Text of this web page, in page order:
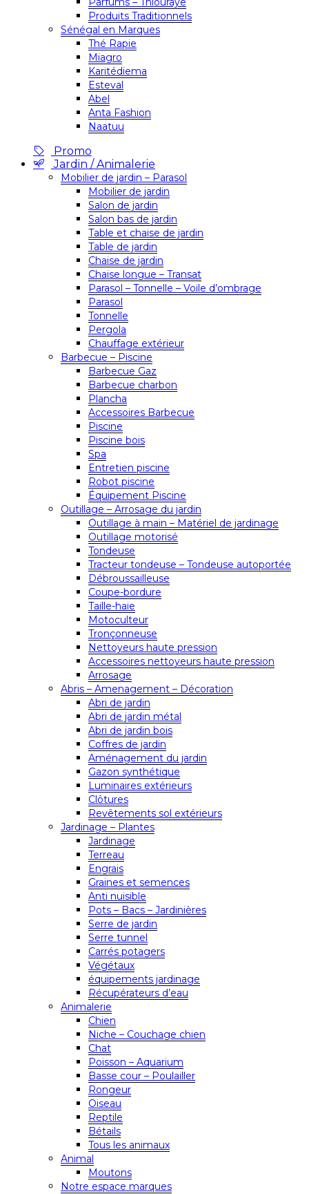
Produits Traditionnels
Sénégal en Marques
Thé Rapie
Miagro
Karitédiema
Esteval
Abel
Anta Fashion
Naatuu
Promo
Jardin / Animalerie
Mobilier de jardin – Parasol
Mobilier de jardin
Salon de jardin
Salon bas de jardin
Table et chaise de jardin
Table de jardin
Chaise de jardin
Chaise longue – Transat
Parasol – Tonnelle – Voile d’ombrage
Parasol
Tonnelle
Pergola
Chauffage extérieur
Barbecue – Piscine
Barbecue Gaz
Barbecue charbon
Plancha
Accessoires Barbecue
Piscine
Piscine bois
Spa
Entretien piscine
Robot piscine
Équipement Piscine
Outillage – Arrosage du jardin
Outillage à main – Matériel de jardinage
Outillage motorisé
Tondeuse
Tracteur tondeuse – Tondeuse autoportée
Débroussailleuse
Coupe-bordure
Taille-haie
Motoculteur
Tronçonneuse
Nettoyeurs haute pression
Accessoires nettoyeurs haute pression
Arrosage
Abris – Amenagement – Décoration
Abri de jardin
Abri de jardin métal
Abri de jardin bois
Coffres de jardin
Aménagement du jardin
Gazon synthétique
Luminaires extérieurs
Clôtures
Revêtements sol extérieurs
Jardinage – Plantes
Jardinage
Terreau
Engrais
Graines et semences
Anti nuisible
Pots – Bacs – Jardinières
Serre de jardin
Serre tunnel
Carrés potagers
Végétaux
équipements jardinage
Récupérateurs d’eau
Animalerie
Chien
Niche – Couchage chien
Chat
Poisson – Aquarium
Basse cour – Poulailler
Rongeur
Oiseau
Reptile
Bétails
Tous les animaux
Animal
Moutons
Notre espace marques